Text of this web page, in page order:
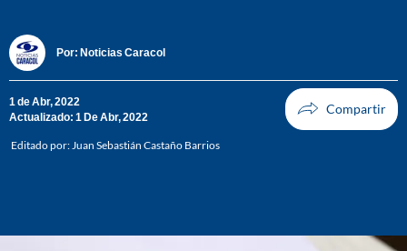
Por: Noticias Caracol
1 de Abr, 2022
Actualizado: 1 De Abr, 2022
Editado por: Juan Sebastián Castaño Barrios